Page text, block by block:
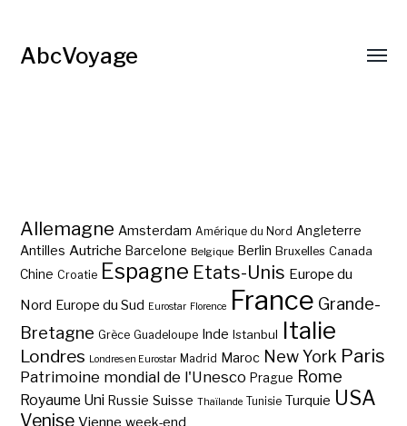
AbcVoyage
Allemagne Amsterdam Amérique du Nord Angleterre
Antilles Autriche Barcelone Belgique Berlin Bruxelles Canada
Chine Croatie Espagne Etats-Unis Europe du
Nord Europe du Sud Eurostar Florence France Grande-
Bretagne Grèce Guadeloupe Inde Istanbul Italie
Londres Londres en Eurostar Madrid Maroc New York Paris
Patrimoine mondial de l'Unesco Prague Rome
Royaume Uni Russie Suisse Thaïlande Tunisie Turquie USA
Venise Vienne week-end